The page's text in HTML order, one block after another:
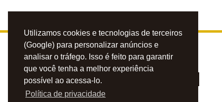
Utilizamos cookies e tecnologias de terceiros
(Google) para personalizar anúncios e
analisar o tráfego. Isso é feito para garantir
que você tenha a melhor experiência
possível ao acessa-lo.
Política de privacidade